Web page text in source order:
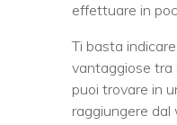
effettuare in
Ti basta
vantaggiose tra
puoi trovare in
raggiungere